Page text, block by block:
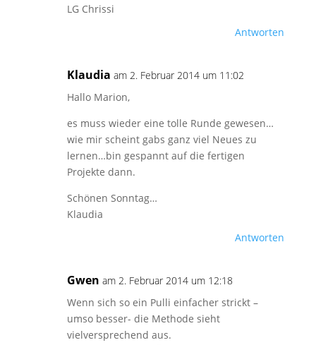
LG Chrissi
Antworten
Klaudia am 2. Februar 2014 um 11:02
Hallo Marion,
es muss wieder eine tolle Runde gewesen…
wie mir scheint gabs ganz viel Neues zu
lernen…bin gespannt auf die fertigen
Projekte dann.
Schönen Sonntag…
Klaudia
Antworten
Gwen am 2. Februar 2014 um 12:18
Wenn sich so ein Pulli einfacher strickt –
umso besser- die Methode sieht
vielversprechend aus.